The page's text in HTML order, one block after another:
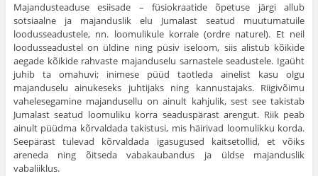
Majandusteaduse esiisade – füsiokraatide õpetuse järgi allub
sotsiaalne ja majanduslik elu Jumalast seatud muutumatuile
loodusseadustele, nn. loomulikule korrale (ordre naturel). Et neil
loodusseadustel on üldine ning püsiv iseloom, siis alistub kõi­kide
aegade kõikide rahvaste majanduselu sarnastele seadustele. Igaüht
juhib ta omahuvi; inimese püüd taotleda ainelist kasu olgu
majanduselu ainukeseks juhtijaks ning kannustajaks. Riigivõimu
vahelesegamine majandusellu on ainult kahjulik, sest see takistab
Jumalast seatud loomuliku korra seaduspärast arengut. Riik peab
ainult püüdma kõrvaldada ta­kistusi, mis häirivad loomulikku korda.
Seepärast tulevad kõrval­dada igasugused kaitsetollid, et võiks
areneda ning õitseda vaba­kaubandus ja üldse majanduslik
vabaliiklus.